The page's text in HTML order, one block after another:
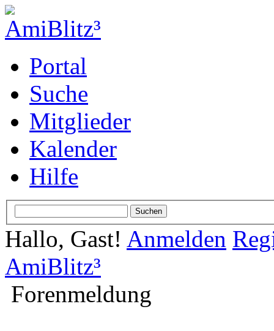
Portal
Suche
Mitglieder
Kalender
Hilfe
Hallo, Gast! Anmelden
AmiBlitz³
Forenmeldung